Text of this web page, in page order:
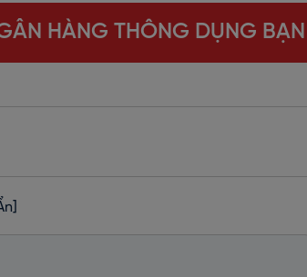
HÀNG THÔNG DỤNG